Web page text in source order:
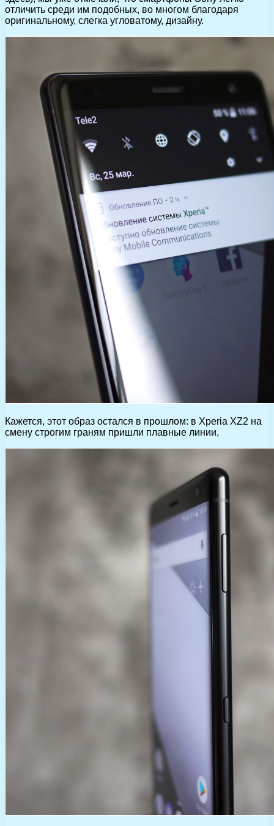
отличить среди им подобных, во многом благодаря
оригинальному, слегка угловатому, дизайну.
Кажется, этот образ остался в прошлом: в Xperia XZ2 на
смену строгим граням пришли плавные линии,